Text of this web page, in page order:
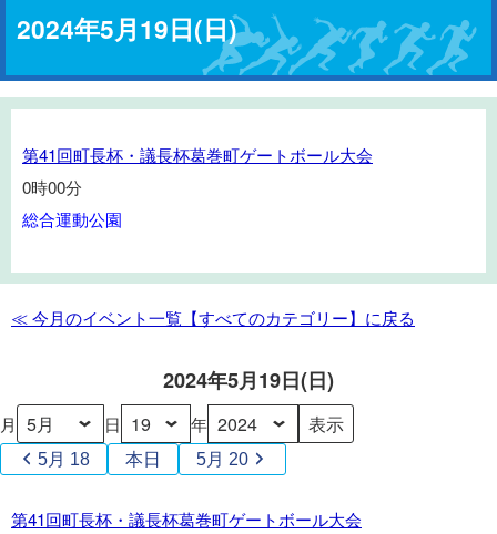
2024年5月19日(日)
第
町
杯・
議
巻
町
ゲ
ト
第41回町長杯・議長杯葛巻町ゲートボール大会
0時00分
総合運動公園
≪ 今月のイベント一覧【すべてのカテゴリー】に戻る
2024年5月19日(日)
月 日 年
5月 18 本日 5月 20
第
第41回町長杯・議長杯葛巻町ゲートボール大会